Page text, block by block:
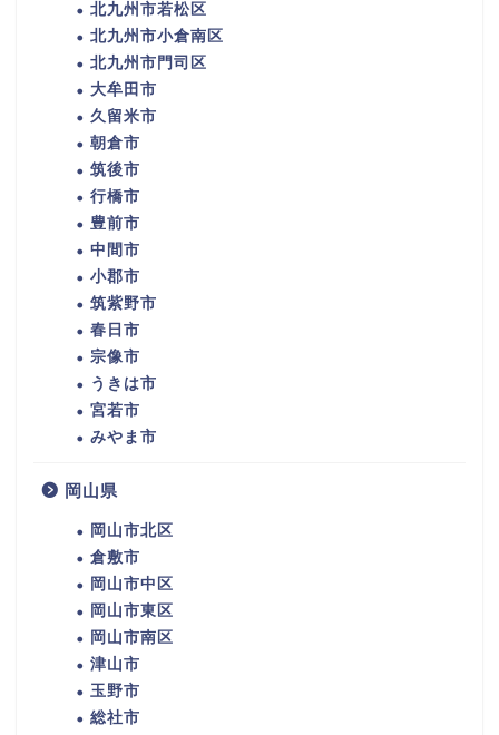
北九州市若松区
北九州市小倉南区
北九州市門司区
大牟田市
久留米市
朝倉市
筑後市
行橋市
豊前市
中間市
小郡市
筑紫野市
春日市
宗像市
うきは市
宮若市
みやま市
岡山県
岡山市北区
倉敷市
岡山市中区
岡山市東区
岡山市南区
津山市
玉野市
総社市